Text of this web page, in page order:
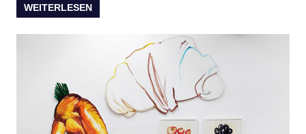
WEITERLESEN